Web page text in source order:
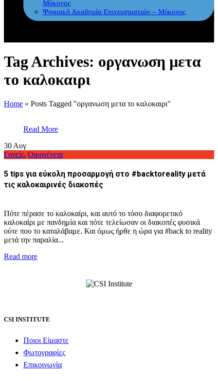
Μύκονος
Ψηφιακή Ακαδημία Επιχειρηματιών – Μύκονος
Tag Archives: οργανωση μετα
το καλοκαιρι
Home » Posts Tagged "οργανωση μετα το καλοκαιρι"
Read More
30 Αυγ
Γονείς, Οικογένεια
5 tips για εύκολη προσαρμογή στο #backtoreality μετά
τις καλοκαιρινές διακοπές
Πότε πέρασε το καλοκαίρι, και αυτό το τόσο διαφορετικό
καλοκαίρι με πανδημία και πότε τελείωσαν οι διακοπές φυσικά
ούτε που το καταλάβαμε. Και όμως ήρθε η ώρα για #back to reality
μετά την παραλία...
Read more
CSI INSTITUTE
Ποιοι Είμαστε
Φωτογραφίες
Επικοινωνία